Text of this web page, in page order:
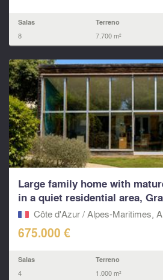
Salas
8
Terreno
7.700 m²
Large family home with
in a quiet residential area,
Côte d'Azur / Alpes-Maritimes,
675.000 €
Salas
4
Terreno
1.000 m²